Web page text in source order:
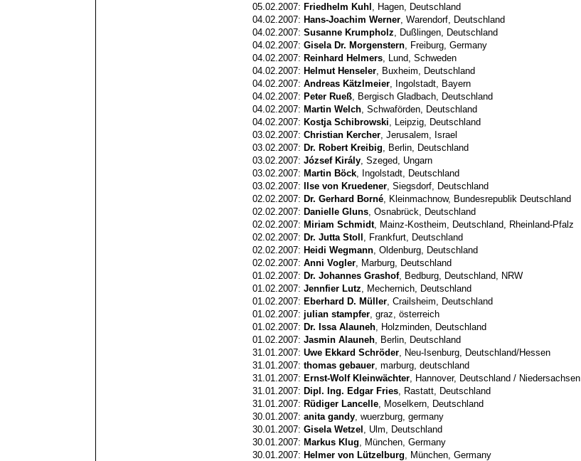
05.02.2007: Friedhelm Kuhl
, Hagen, Deutschland
04.02.2007: Hans-Joachim Werner , Warendorf, Deutschland
04.02.2007: Susanne Krumpholz , Dußlingen, Deutschland
04.02.2007: Gisela Dr. Morgenstern , Freiburg, Germany
04.02.2007: Reinhard Helmers , Lund, Schweden
04.02.2007: Helmut Henseler , Buxheim, Deutschland
04.02.2007: Andreas Kätzlmeier , Ingolstadt, Bayern
04.02.2007: Peter Rueß , Bergisch Gladbach, Deutschland
04.02.2007: Martin Welch , Schwaförden, Deutschland
04.02.2007: Kostja Schibrowski , Leipzig, Deutschland
03.02.2007: Christian Kercher , Jerusalem, Israel
03.02.2007: Dr. Robert Kreibig , Berlin, Deutschland
03.02.2007: József Király , Szeged, Ungarn
03.02.2007: Martin Böck , Ingolstadt, Deutschland
03.02.2007:
Ilse von Kruedener , Siegsdorf, Deutschland
02.02.2007: Dr. Gerhard Borné , Kleinmachnow, Bundesrepublik Deutschland
02.02.2007: Danielle Gluns , Osnabrück, Deutschland
02.02.2007: Miriam Schmidt, Mainz-Kostheim, Deutschland, Rheinland-Pfalz
02.02.2007: Dr. Jutta Stoll
, Frankfurt, Deutschland
02.02.2007: Heidi Wegmann , Oldenburg, Deutschland
02.02.2007: Anni Vogler , Marburg, Deutschland
01.02.2007: Dr. Johannes Grashof, Bedburg, Deutschland, NRW
01.02.2007: Jennfier Lutz , Mechernich, Deutschland
01.02.2007: Eberhard D. Müller , Crailsheim, Deutschland
01.02.2007: julian stampfer , graz, österreich
01.02.2007: Dr. Issa Alauneh , Holzminden, Deutschland
01.02.2007: Jasmin Alauneh , Berlin, Deutschland
31.01.2007: Uwe Ekkard Schröder , Neu-Isenburg, Deutschland/Hessen
31.01.2007: thomas gebauer , marburg, deutschland
31.01.2007: Ernst-Wolf Kleinwächter , Hannover, Deutschland / Niedersachsen
31.01.2007: Dipl. Ing. Edgar Fries , Rastatt, Deutschland
31.01.2007: Rüdiger Lancelle , Moselkern, Deutschland
30.01.2007: anita gandy , wuerzburg, germany
30.01.2007: Gisela Wetzel
, Ulm, Deutschland
30.01.2007: Markus Klug , München, Germany
30.01.2007: Helmer von Lützelburg , München, Germany